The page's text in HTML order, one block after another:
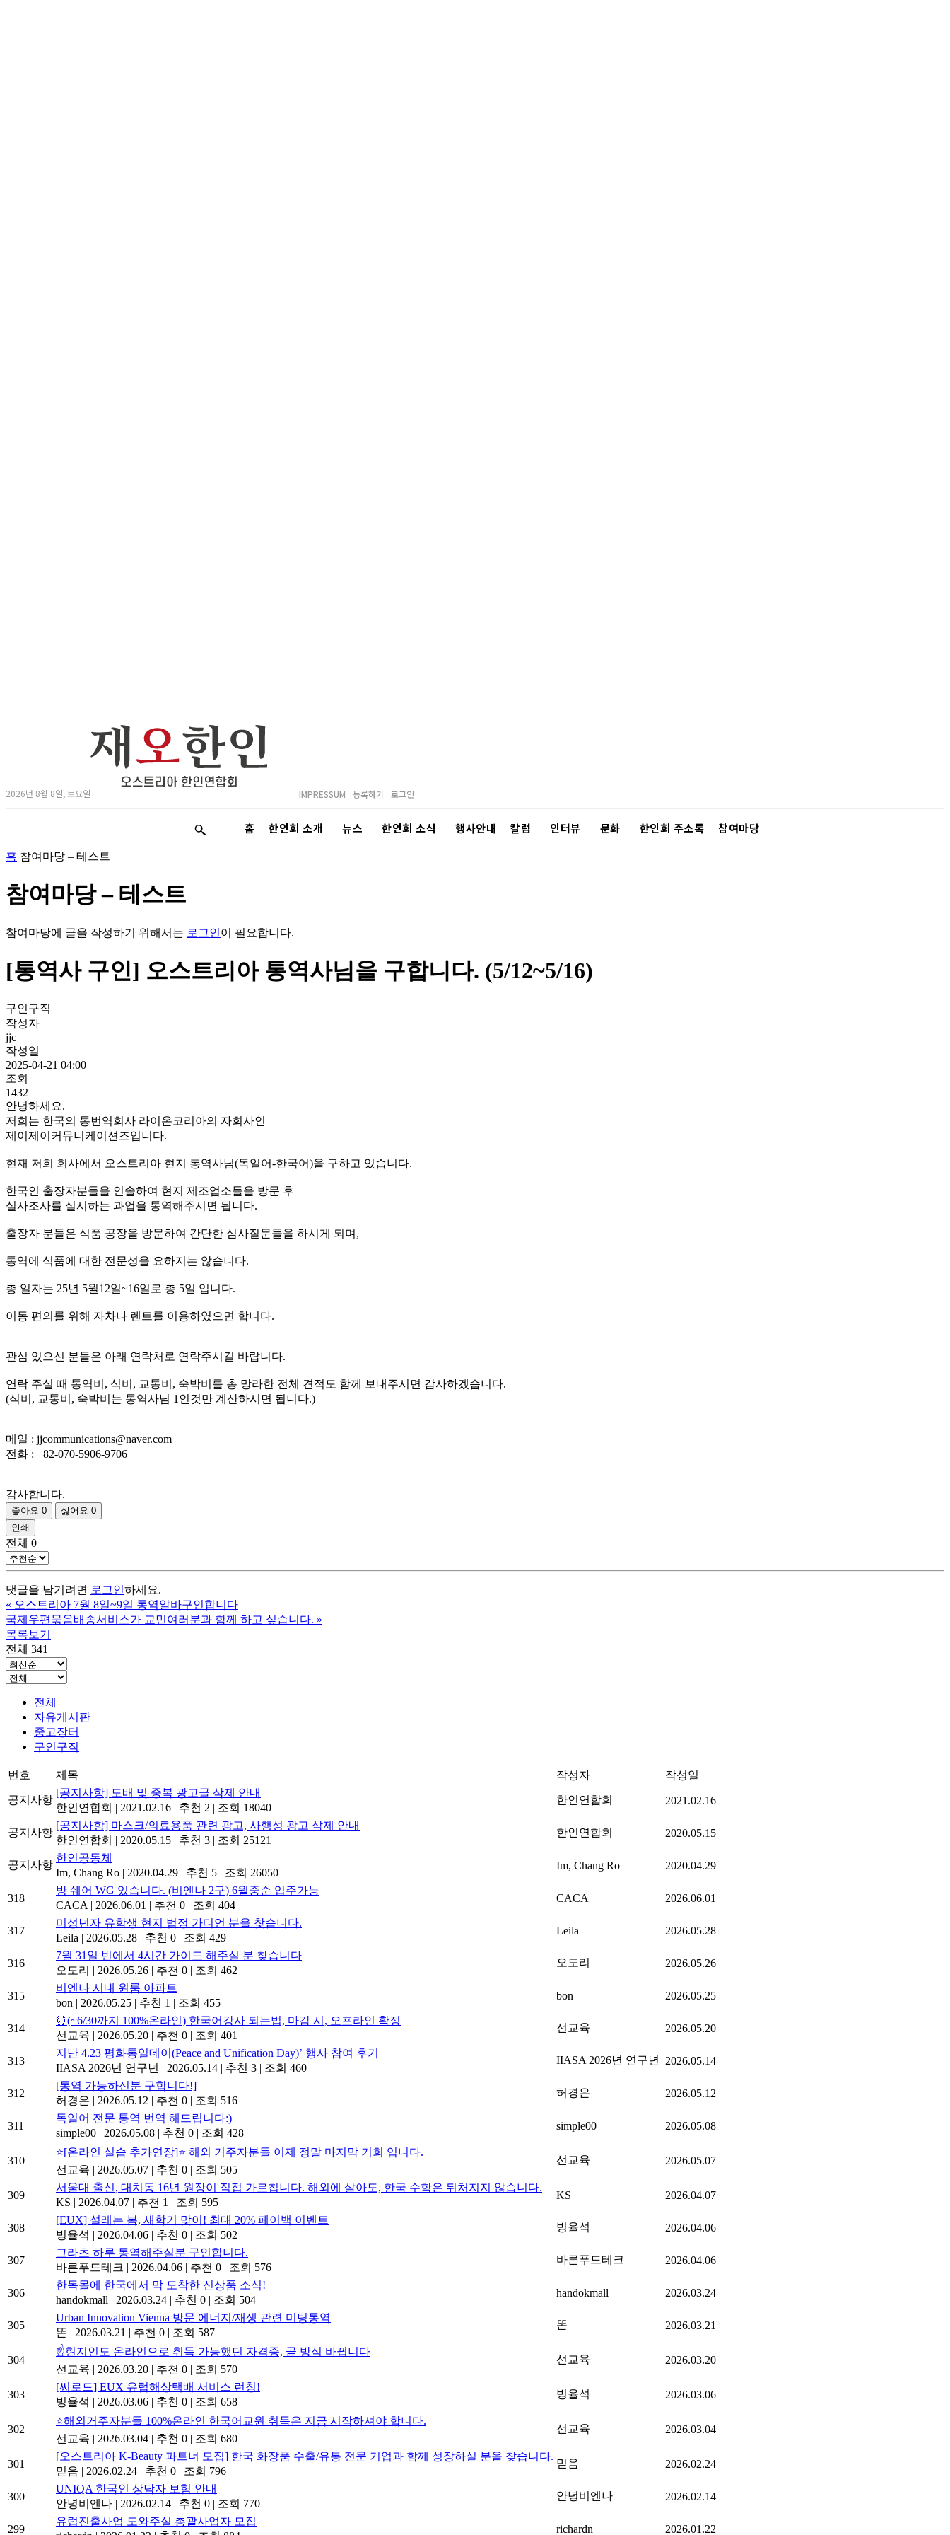
2026년 8월 8일, 토요일 IMPRESSUM 등록하기 로그인
홈 한인회 소개 뉴스 한인회 소식 행사안내 칼럼 인터뷰 문화 한인회 주소록 참여마당
홈 참여마당 – 테스트
참여마당 – 테스트
참여마당에 글을 작성하기 위해서는 로그인이 필요합니다.
[통역사 구인] 오스트리아 통역사님을 구합니다. (5/12~5/16)
구인구직
작성자
jjc
작성일
2025-04-21 04:00
조회
1432
안녕하세요.
저희는 한국의 통번역회사 라이온코리아의 자회사인
제이제이커뮤니케이션즈입니다.
현재 저희 회사에서 오스트리아 현지 통역사님(독일어-한국어)을 구하고 있습니다.
한국인 출장자분들을 인솔하여 현지 제조업소들을 방문 후
실사조사를 실시하는 과업을 통역해주시면 됩니다.
출장자 분들은 식품 공장을 방문하여 간단한 심사질문들을 하시게 되며,
통역에 식품에 대한 전문성을 요하지는 않습니다.
총 일자는 25년 5월12일~16일로 총 5일 입니다.
이동 편의를 위해 자차나 렌트를 이용하였으면 합니다.
관심 있으신 분들은 아래 연락처로 연락주시길 바랍니다.
연락 주실 때 통역비, 식비, 교통비, 숙박비를 총 망라한 전체 견적도 함께 보내주시면 감사하겠습니다.
(식비, 교통비, 숙박비는 통역사님 1인것만 계산하시면 됩니다.)
메일 : jjcommunications@naver.com
전화 : +82-070-5906-9706
감사합니다.
좋아요 0 싫어요 0
인쇄
전체 0
댓글을 남기려면 로그인하세요.
« 오스트리아 7월 8일~9일 통역알바구인합니다
국제우편묶음배송서비스가 교민여러분과 함께 하고 싶습니다. »
목록보기
전체 341
전체
자유게시판
중고장터
구인구직
번호 제목 작성자 작성일
공지사항
[공지사항] 도배 및 중복 광고글 삭제 안내
한인연합회
2021.02.16 추천 2 조회 18040
한인연합회 2021.02.16
공지사항
[공지사항] 마스크/의료용품 관련 광고, 사행성 광고 삭제 안내
한인연합회
2020.05.15 추천 3 조회 25121
한인연합회 2020.05.15
공지사항
한인공동체
Im, Chang Ro
2020.04.29 추천 5 조회 26050
Im, Chang Ro 2020.04.29
318
방 쉐어 WG 있습니다. (비엔나 2구) 6월중순 입주가능
CACA
2026.06.01 추천 0 조회 404
CACA 2026.06.01
317
미성년자 유학생 현지 법정 가디언 분을 찾습니다.
Leila
2026.05.28 추천 0 조회 429
Leila 2026.05.28
316
7월 31일 빈에서 4시간 가이드 해주실 분 찾습니다
오도리
2026.05.26 추천 0 조회 462
오도리 2026.05.26
315
비엔나 시내 원룸 아파트
bon
2026.05.25 추천 1 조회 455
bon 2026.05.25
314
⏰(~6/30까지 100%온라인) 한국어강사 되는법, 마감 시, 오프라인 확정
선교육
2026.05.20 추천 0 조회 401
선교육 2026.05.20
313
지난 4.23 평화통일데이(Peace and Unification Day)’ 행사 참여 후기
IIASA 2026년 연구년
2026.05.14 추천 3 조회 460
IIASA 2026년 연구년 2026.05.14
312
[통역 가능하신분 구합니다!]
허경은
2026.05.12 추천 0 조회 516
허경은 2026.05.12
311
독일어 전문 통역 번역 해드립니다:)
simple00
2026.05.08 추천 0 조회 428
simple00 2026.05.08
310
⭐[온라인 실습 추가연장]⭐ 해외 거주자분들 이제 정말 마지막 기회 입니다.
선교육
2026.05.07 추천 0 조회 505
선교육 2026.05.07
309
서울대 출신, 대치동 16년 원장이 직접 가르칩니다. 해외에 살아도, 한국 수학은 뒤처지지 않습니다.
KS
2026.04.07 추천 1 조회 595
KS 2026.04.07
308
[EUX] 설레는 봄, 새학기 맞이! 최대 20% 페이백 이벤트
빙율석
2026.04.06 추천 0 조회 502
빙율석 2026.04.06
307
그라츠 하루 통역해주실분 구인합니다.
바른푸드테크
2026.04.06 추천 0 조회 576
바른푸드테크 2026.04.06
306
한독몰에 한국에서 막 도착한 신상품 소식!
handokmall
2026.03.24 추천 0 조회 504
handokmall 2026.03.24
305
Urban Innovation Vienna 방문 에너지/재생 관련 미팅통역
똔
2026.03.21 추천 0 조회 587
똔 2026.03.21
304
☝️현지인도 온라인으로 취득 가능했던 자격증, 곧 방식 바뀝니다
선교육
2026.03.20 추천 0 조회 570
선교육 2026.03.20
303
[씨로드] EUX 유럽해상택배 서비스 런칭!
빙율석
2026.03.06 추천 0 조회 658
빙율석 2026.03.06
302
⭐해외거주자분들 100%온라인 한국어교원 취득은 지금 시작하셔야 합니다.
선교육
2026.03.04 추천 0 조회 680
선교육 2026.03.04
301
[오스트리아 K-Beauty 파트너 모집] 한국 화장품 수출/유통 전문 기업과 함께 성장하실 분을 찾습니다.
믿음
2026.02.24 추천 0 조회 796
믿음 2026.02.24
300
UNIQA 한국인 상담자 보험 안내
안녕비엔나
2026.02.14 추천 0 조회 770
안녕비엔나 2026.02.14
299
유럽진출사업 도와주실 총괄사업자 모집
richardn 2026.01.22